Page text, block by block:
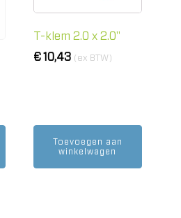
T-klem 2.0 x 2.0"
€10,43 (ex BTW)
Toevoegen aan
winkelwagen